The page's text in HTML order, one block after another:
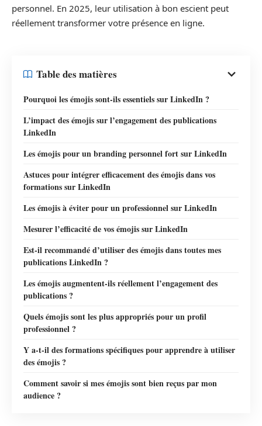
personnel. En 2025, leur utilisation à bon escient peut
réellement transformer votre présence en ligne.
Table des matières
Pourquoi les émojis sont-ils essentiels sur LinkedIn ?
L’impact des émojis sur l’engagement des publications
LinkedIn
Les émojis pour un branding personnel fort sur LinkedIn
Astuces pour intégrer efficacement des émojis dans vos
formations sur LinkedIn
Les émojis à éviter pour un professionnel sur LinkedIn
Mesurer l’efficacité de vos émojis sur LinkedIn
Est-il recommandé d’utiliser des émojis dans toutes mes
publications LinkedIn ?
Les émojis augmentent-ils réellement l’engagement des
publications ?
Quels émojis sont les plus appropriés pour un profil
professionnel ?
Y a-t-il des formations spécifiques pour apprendre à utiliser
des émojis ?
Comment savoir si mes émojis sont bien reçus par mon
audience ?